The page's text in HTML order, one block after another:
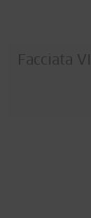
Facciata